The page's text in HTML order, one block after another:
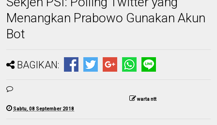
Menangkan Prabowo Gunakan Akun
Bot
BAGIKAN:
warta ntt
Sabtu, 08 September 2018